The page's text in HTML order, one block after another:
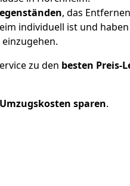
, das
individuell ist und
zu den besten Preis-
sparen.